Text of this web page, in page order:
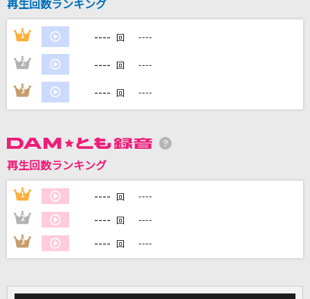
カラオケ最新情報をチェック！
DAMに会員登録・ログインして
カラオケをもっと楽しもう！
家族や友達と一緒に！練習にも！
再生回数ランキング
1 ---- 回 ----
2 ---- 回 ----
3 ---- 回 ----
再生回数ランキング
1 ---- 回 ----
2 ---- 回 ----
3 ---- 回 ----